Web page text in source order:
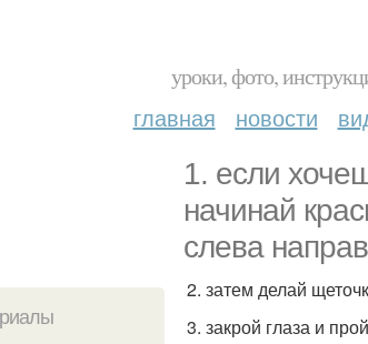
уроки, фото,
главная новости
1. если
начинай
слева
2. затем делай
3. закрой глаза и